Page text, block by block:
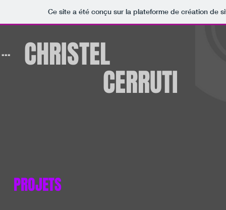
Ce site a été conçu sur la plateforme de création de
... ​CHRISTEL
CERRUTI
PROJETS